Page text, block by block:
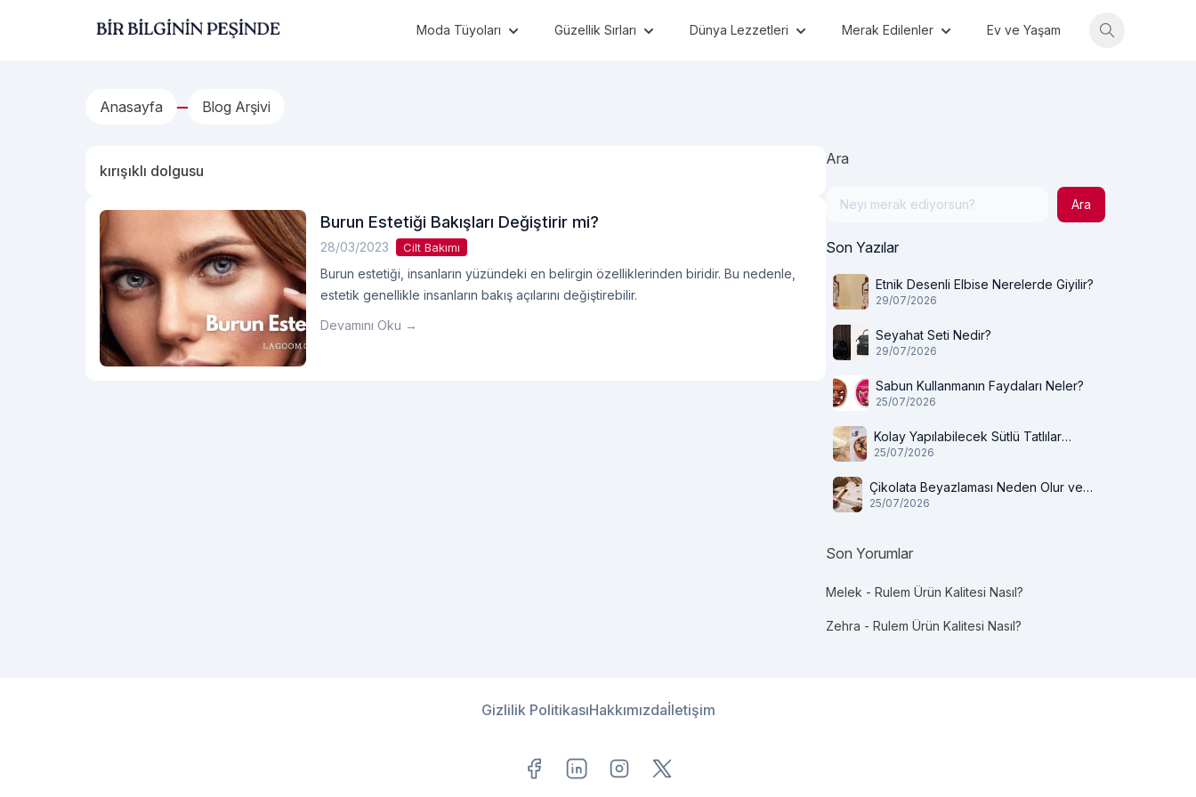
Bir Bilginin Peşinde! Moda Tüyoları Güzellik Sırları Dünya Lezzetleri Merak Edilenler Ev ve Yaşam
Anasayfa Blog Arşivi
kırışıklı dolgusu
Burun Estetiği Bakışları Değiştirir mi?
28/03/2023 Cilt Bakımı
Burun estetiği, insanların yüzündeki en belirgin özelliklerinden biridir. Bu nedenle,
estetik genellikle insanların bakış açılarını değiştirebilir.
Devamını Oku →
Ara
Ara
Son Yazılar
Etnik Desenli Elbise Nerelerde Giyilir?
29/07/2026
Seyahat Seti Nedir?
29/07/2026
Sabun Kullanmanın Faydaları Neler?
25/07/2026
Kolay Yapılabilecek Sütlü Tatlılar
Nelerdir?
25/07/2026
Çikolata Beyazlaması Neden Olur ve
Tüketilir mi?
25/07/2026
Son Yorumlar
Melek - Rulem Ürün Kalitesi Nasıl?
Zehra - Rulem Ürün Kalitesi Nasıl?
Gizlilik PolitikasıHakkımızdaİletişim